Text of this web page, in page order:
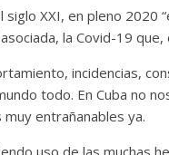
siglo XXI, en pleno 2020
la Covid-19
incidencias,
todo. En Cuba no
entrañanables ya.